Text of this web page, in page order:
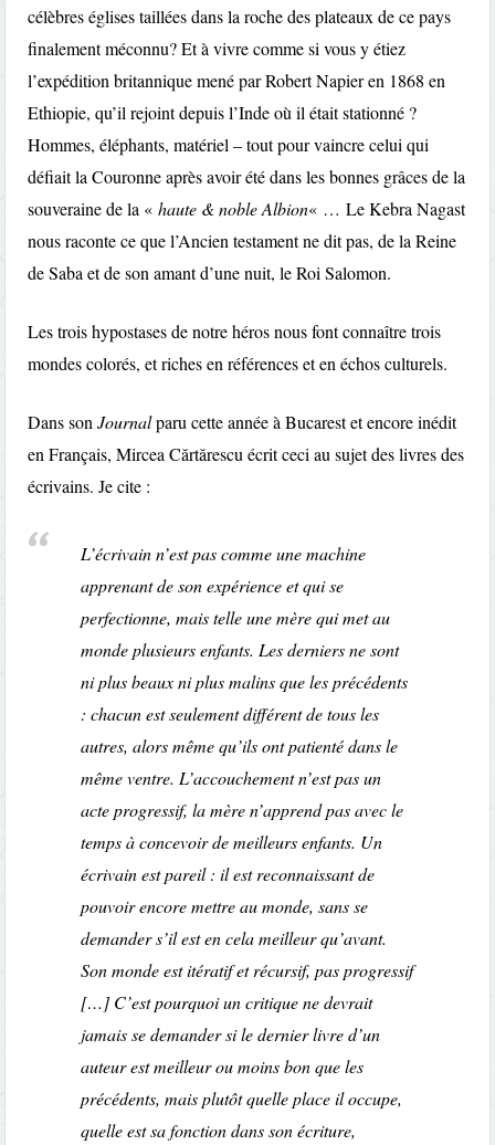
célèbres églises taillées dans la roche des plateaux de ce pays
finalement méconnu? Et à vivre comme si vous y étiez
l’expédition britannique mené par Robert Napier en 1868 en
Ethiopie, qu’il rejoint depuis l’Inde où il était stationné ?
Hommes, éléphants, matériel – tout pour vaincre celui qui
défiait la Couronne après avoir été dans les bonnes grâces de la
souveraine de la «haute & noble Albion« … Le Kebra Nagast
nous raconte ce que l’Ancien testament ne dit pas, de la Reine
de Saba et de son amant d’une nuit, le Roi Salomon.
Les trois hypostases de notre héros nous font connaître trois
mondes colorés, et riches en références et en échos culturels.
Dans sonJournalparu cette année à Bucarest et encore inédit
en Français, Mircea Cărtărescu écrit ceci au sujet des livres des
écrivains. Je cite :
L’écrivain n’est pas comme une machine
apprenant de son expérience et qui se
perfectionne, mais telle une mère qui met au
monde plusieurs enfants. Les derniers ne sont
ni plus beaux ni plus malins que les précédents
: chacun est seulement différent de tous les
autres, alors même qu’ils ont patienté dans le
même ventre. L’accouchement n’est pas un
acte progressif, la mère n’apprend pas avec le
temps à concevoir de meilleurs enfants. Un
écrivain est pareil : il est reconnaissant de
pouvoir encore mettre au monde, sans se
demander s’il est en cela meilleur qu’avant.
Son monde est itératif et récursif, pas progressif
[…] C’est pourquoi un critique ne devrait
jamais se demander si le dernier livre d’un
auteur est meilleur ou moins bon que les
précédents, mais plutôt quelle place il occupe,
quelle est sa fonction dans son écriture,